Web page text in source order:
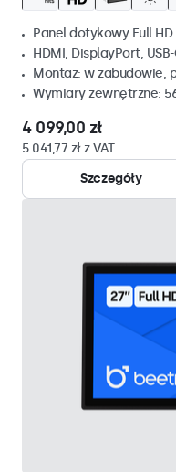
Panel dotykowy Full
HDMI, DisplayPort, USB-
Montaz: w zabudowie,
Wymiary zewnętrzne:
4 099,00 zł
5 041,77 zł z VAT
Szczegóły